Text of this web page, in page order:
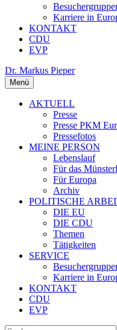
Karriere in
KONTAKT
CDU
EVP
Dr. Markus Pieper
Menü
AKTUELL
Presse
Presse PKM
Pressefotos
MEINE PERSON
Lebenslauf
Für das
Für Europa
Archiv
POLITISCHE
DIE EU
DIE CDU
Themen
Tätigkeiten
SERVICE
Karriere in
KONTAKT
CDU
EVP